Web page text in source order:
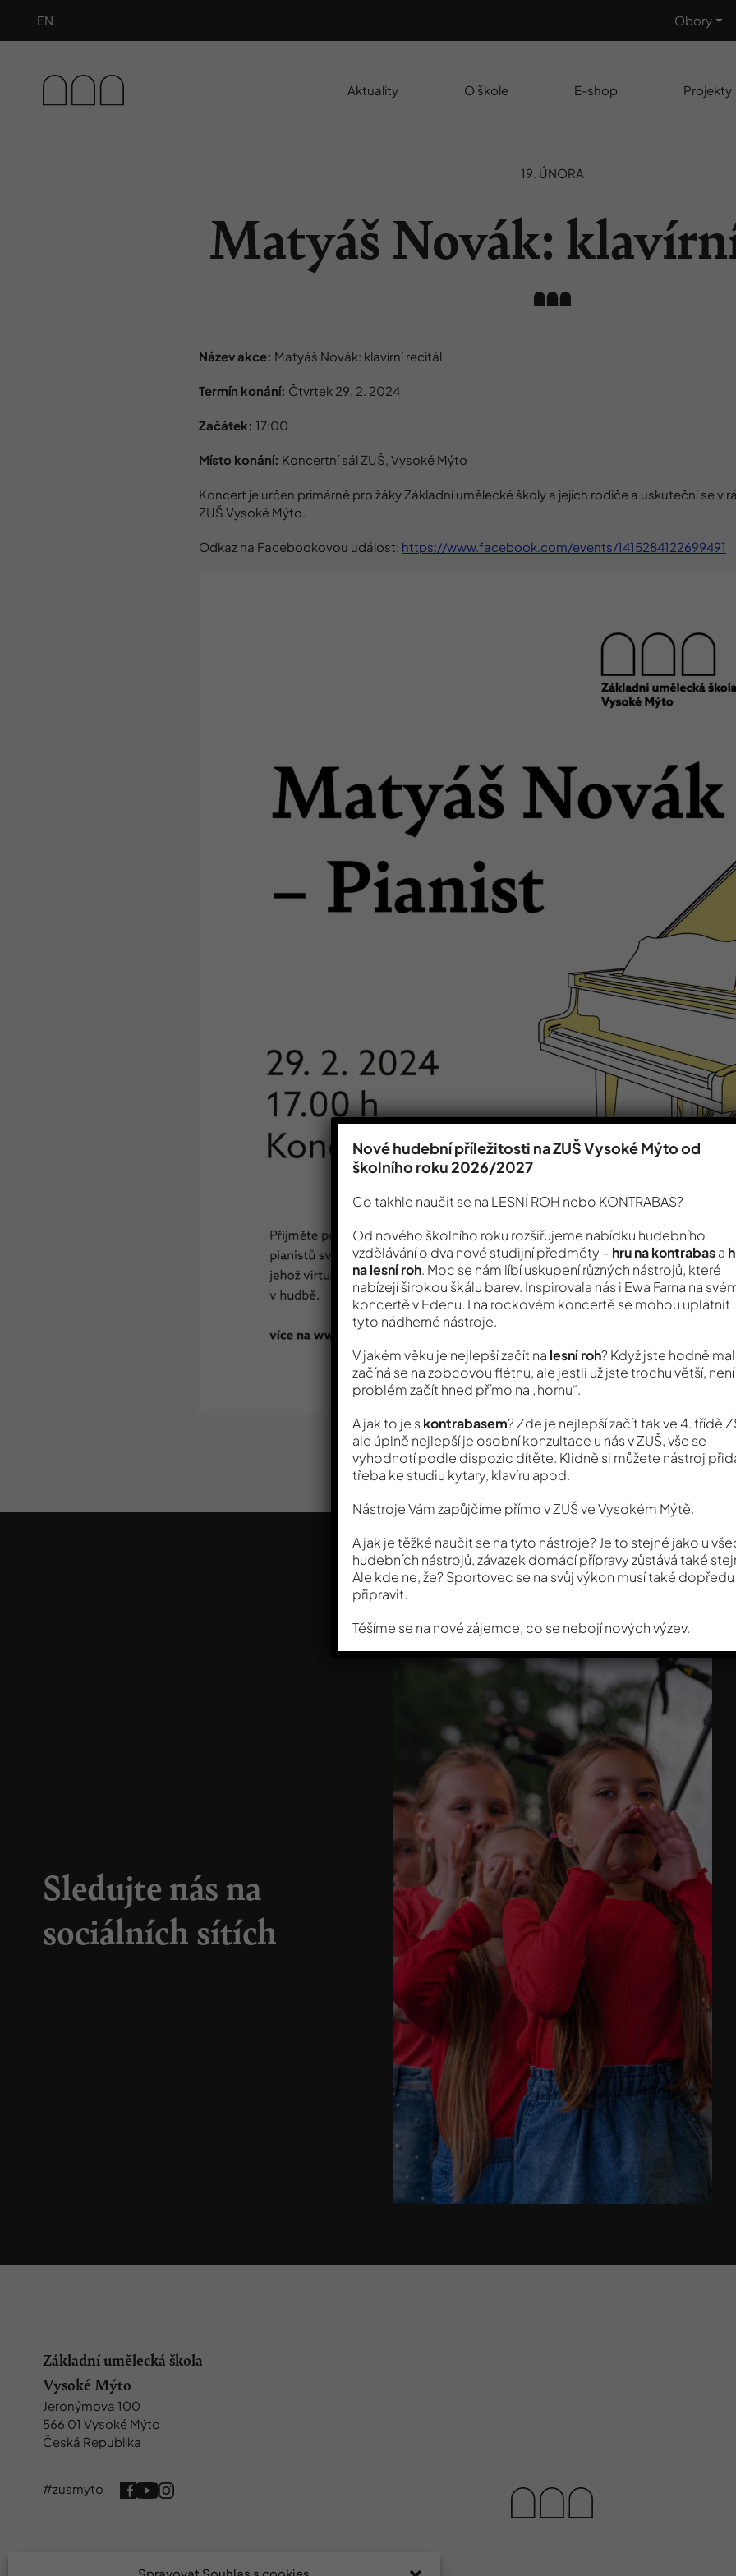
EN Obory
Aktuality O škole E-shop Projekty
19. ÚNORA
Matyáš Novák:
Název akce: Matyáš Novák: klavírní recitál
Termín konání: Čtvrtek 29. 2. 2024
Začátek: 17:00
Místo konání: Koncertní sál ZUŠ, Vysoké Mýto
Koncert je určen primárně pro žáky Základní umělecké školy a jejich rodiče a uskuteční se v
ZUŠ Vysoké Mýto.
Odkaz na Facebookovou událost: https://www.facebook.com/events/1415284122699491
Sledujte nás na
sociálních sítích
Základní umělecká škola
Vysoké Mýto
Jeronýmova 100
566 01 Vysoké Mýto
Česká Republika
#zusmyto
Nové hudební příležitosti na ZUŠ Vysoké Mýto od
školního roku 2026/2027
Co takhle naučit se na LESNÍ ROH nebo KONTRABAS?
Od nového školního roku rozšiřujeme nabídku hudebního
vzdělávání o dva nové studijní předměty – hru na kontrabasa
na lesní roh. Moc se nám líbí uskupení různých nástrojů, které
nabízejí širokou škálu barev. Inspirovala nás i Ewa Farna na
koncertě v Edenu. I na rockovém koncertě se mohou uplatnit
tyto nádherné nástroje.
V jakém věku je nejlepší začít na lesní roh? Když jste hodně
začíná se na zobcovou flétnu, ale jestli už jste trochu větší, není
problém začít hned přímo na „hornu“.
A jak to je s kontrabasem? Zde je nejlepší začít tak ve 4. třídě
ale úplně nejlepší je osobní konzultace u nás v ZUŠ, vše se
vyhodnotí podle dispozic dítěte. Klidně si můžete nástroj
třeba ke studiu kytary, klavíru apod.
Nástroje Vám zapůjčíme přímo v ZUŠ ve Vysokém Mýtě.
A jak je těžké naučit se na tyto nástroje? Je to stejné jako u
hudebních nástrojů, závazek domácí přípravy zůstává také
Ale kde ne, že? Sportovec se na svůj výkon musí také dopředu
připravit.
Těšíme se na nové zájemce, co se nebojí nových výzev.